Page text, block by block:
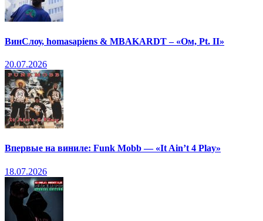
ВинСлоу, homasapiens & MBAKARDT – «Ом, Pt. II»
20.07.2026
Впервые на виниле: Funk Mobb — «It Ain’t 4 Play»
18.07.2026